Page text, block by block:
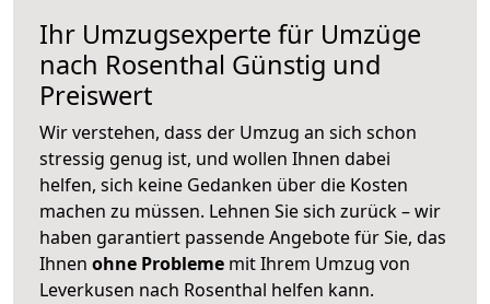
Ihr Umzugsexperte für Umzüge
nach Rosenthal Günstig und
Preiswert
Wir verstehen, dass der Umzug an sich schon
stressig genug ist, und wollen Ihnen dabei
helfen, sich keine Gedanken über die Kosten
machen zu müssen. Lehnen Sie sich zurück – wir
haben garantiert passende Angebote für Sie, das
Ihnen ohne Probleme mit Ihrem Umzug von
Leverkusen nach Rosenthal helfen kann.